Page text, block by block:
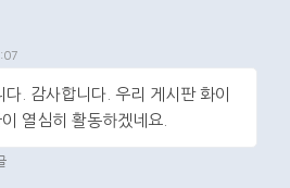
다. 감사합니다. 우리 게시판 화이
열심히 활동하겠네요.